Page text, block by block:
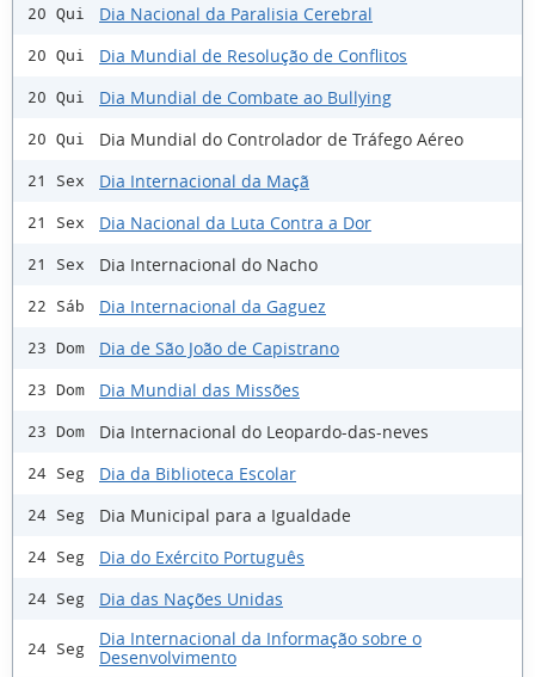
20 Qui Dia Nacional da Paralisia Cerebral
20 Qui Dia Mundial de Resolução de Conflitos
20 Qui Dia Mundial de Combate ao Bullying
20 Qui Dia Mundial do Controlador de Tráfego Aéreo
21 Sex Dia Internacional da Maçã
21 Sex Dia Nacional da Luta Contra a Dor
21 Sex Dia Internacional do Nacho
22 Sáb Dia Internacional da Gaguez
23 Dom Dia de São João de Capistrano
23 Dom Dia Mundial das Missões
23 Dom Dia Internacional do Leopardo-das-neves
24 Seg Dia da Biblioteca Escolar
24 Seg Dia Municipal para a Igualdade
24 Seg Dia do Exército Português
24 Seg Dia das Nações Unidas
24 Seg
Dia Internacional da Informação sobre o
Desenvolvimento